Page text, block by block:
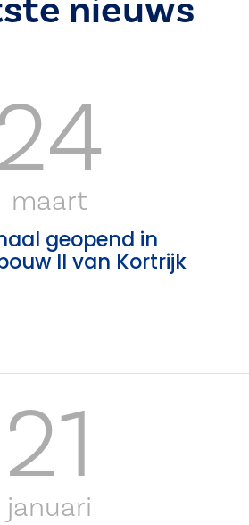
24
maart
geopend in
II van Kortrijk
21
januari